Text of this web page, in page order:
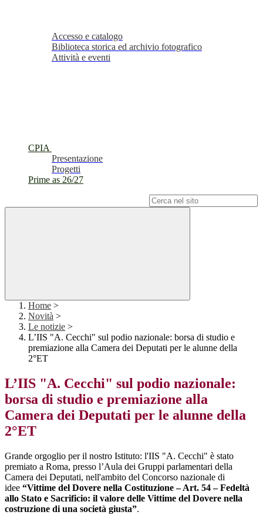
Accesso e catalogo
Biblioteca storica ed archivio fotografico
Attività e eventi
CPIA
Presentazione
Progetti
Prime as 26/27
Home >
Novità >
Le notizie >
L’IIS "A. Cecchi" sul podio nazionale: borsa di studio e
premiazione alla Camera dei Deputati per le alunne della
2°ET
L’IIS "A. Cecchi" sul podio nazionale:
borsa di studio e premiazione alla
Camera dei Deputati per le alunne della
2°ET
Grande orgoglio per il nostro Istituto: l'IIS "A. Cecchi" è stato
premiato a Roma, presso l’Aula dei Gruppi parlamentari della
Camera dei Deputati, nell'ambito del Concorso nazionale di
idee “Vittime del Dovere nella Costituzione – Art. 54 – Fedeltà
allo Stato e Sacrificio: il valore delle Vittime del Dovere nella
costruzione di una società giusta”.